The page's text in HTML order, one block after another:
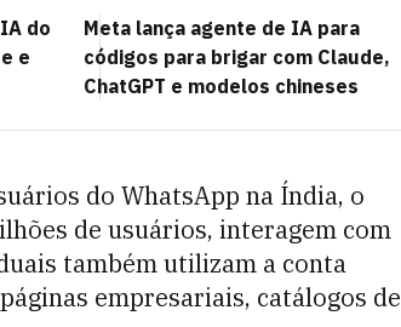
do
e
Meta lança agente de IA para
códigos para brigar com Claude,
ChatGPT e modelos chineses
do WhatsApp na Índia, o
de usuários, interagem com
também utilizam a conta
empresariais, catálogos de